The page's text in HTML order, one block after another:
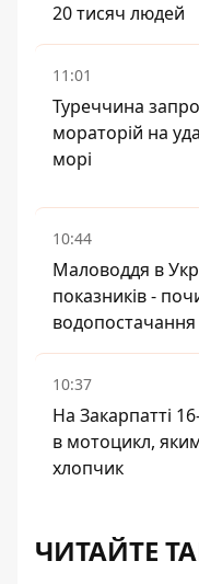
20 тисяч людей
11:01
Туреччина
мораторій на
морі
10:44
Маловоддя в
показників -
водопостачання
10:37
На Закарпатті
в мотоцикл,
хлопчик
ЧИТАЙТЕ